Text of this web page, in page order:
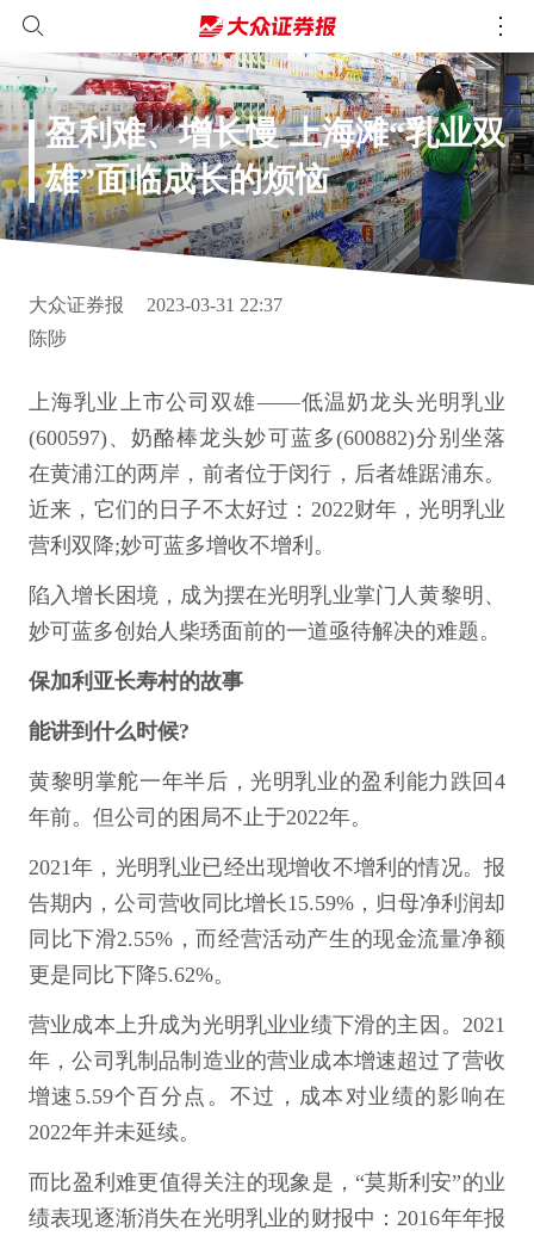
盈利难、增长慢 上海滩“乳业双
雄”面临成长的烦恼
大众证券报
2023-03-31 22:37
陈陟
上海乳业上市公司双雄——低温奶龙头光明乳业
(600597)、奶酪棒龙头妙可蓝多(600882)分别坐落
在黄浦江的两岸，前者位于闵行，后者雄踞浦东。
近来，它们的日子不太好过：2022财年，光明乳业
营利双降;妙可蓝多增收不增利。
陷入增长困境，成为摆在光明乳业掌门人黄黎明、
妙可蓝多创始人柴琇面前的一道亟待解决的难题。
保加利亚长寿村的故事
能讲到什么时候?
黄黎明掌舵一年半后，光明乳业的盈利能力跌回4
年前。但公司的困局不止于2022年。
2021年，光明乳业已经出现增收不增利的情况。报
告期内，公司营收同比增长15.59%，归母净利润却
同比下滑2.55%，而经营活动产生的现金流量净额
更是同比下降5.62%。
营业成本上升成为光明乳业业绩下滑的主因。2021
年，公司乳制品制造业的营业成本增速超过了营收
增速5.59个百分点。不过，成本对业绩的影响在
2022年并未延续。
而比盈利难更值得关注的现象是，“莫斯利安”的业
绩表现逐渐消失在光明乳业的财报中：2016年年报